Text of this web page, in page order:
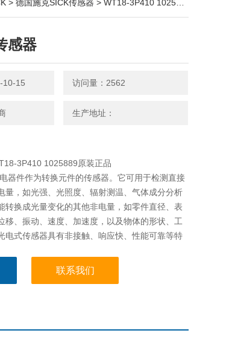
> 德国施克SICK传感器 > WT18-3P410 1025889德国SICK传感器
感器
10-15 访问量：2562
生产地址：
3P410 1025889原装正品
器件作为转换元件的传感器。它可用于检测直接
量，如光强、光照度、辐射测温、气体成分分析
转换成光量变化的其他非电量，如零件直径、表
移、振动、速度、加速度，以及物体的形状、工
电式传感器具有非接触、响应快、性能可靠等特
联系我们